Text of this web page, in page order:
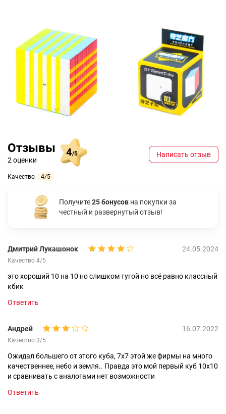
Отзывы
2 оценки
4/5
Качество 4/5
Написать отзыв
Получите25 бонусов на покупки за
честный и развернутый отзыв!
Дмитрий Лукашонок 24.05.2024
Качество 4/5
это хороший 10 на 10 но слишком тугой но всё равно классный
кбик
Ответить
Андрей 16.07.2022
Качество 3/5
Ожидал большего от этого куба, 7х7 этой же фирмы на много
качественнее, небо и земля.. Правда это мой первый куб 10х10
и сравнивать с аналогами нет возможности
Ответить